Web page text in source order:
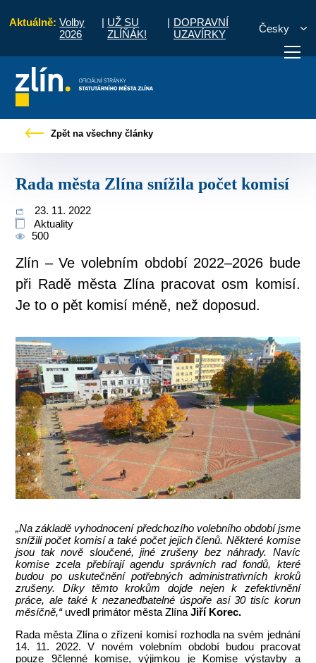
Aktuálně: Volby
2026
| UŽ SU
ZLÍŇÁK!
| DOPRAVNÍ
UZAVÍRKY
Česky
vyřídit Potřebuji zaplatit
Zpět na všechny články
Rada města Zlína snížila počet komisí
23. 11. 2022
Aktuality
500
Zlín – Ve volebním období 2022–2026 bude
při Radě města Zlína pracovat osm komisí.
Je to o pět komisí méně, než doposud.
„Na základě vyhodnocení předchozího volebního období jsme
snížili počet komisí a také počet jejich členů. Některé komise
jsou tak nově sloučené, jiné zrušeny bez náhrady. Navíc
komise zcela přebírají agendu správních rad fondů, které
budou po uskutečnění potřebných administrativních kroků
zrušeny. Díky těmto krokům dojde nejen k zefektivnění
práce, ale také k nezanedbatelné úspoře asi 30 tisíc korun
měsíčně,“ uvedl primátor města ZlínaJiří Korec.
Rada města Zlína o zřízení komisí rozhodla na svém jednání
14. 11. 2022. V novém volebním období budou pracovat
pouze 9členné komise, výjimkou je Komise výstavby a